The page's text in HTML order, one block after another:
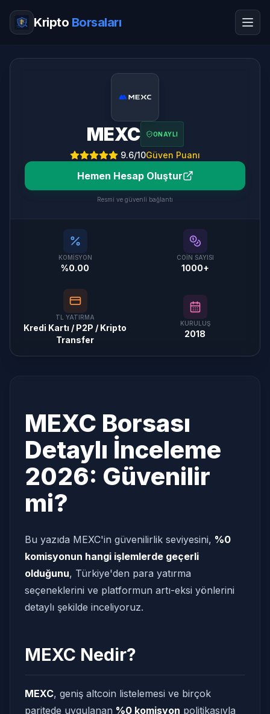
Kripto Borsaları
MEXC ONAYLI
9.6/10Güven Puanı
Hemen Hesap Oluştur
Resmi ve güvenli bağlantı
KOMISYON
%0.00
COIN SAYISI
1000+
TL YATIRMA
Kredi Kartı / P2P / Kripto
Transfer
KURULUŞ
2018
MEXC Borsası
Detaylı İnceleme
2026: Güvenilir
mi?
Bu yazıda MEXC'in güvenilirlik seviyesini, %0
komisyonun hangi işlemlerde geçerli
olduğunu, Türkiye'den para yatırma
seçeneklerini ve platformun artı-eksi yönlerini
detaylı şekilde inceliyoruz.
MEXC Nedir?
MEXC, geniş altcoin listelemesi ve birçok
paritede uygulanan %0 komisyon politikasıyla